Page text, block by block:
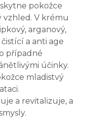
pokožce
vzhled. V krému
arganový,
a anti age
případné
účinky.
mladistvý
a revitalizuje, a